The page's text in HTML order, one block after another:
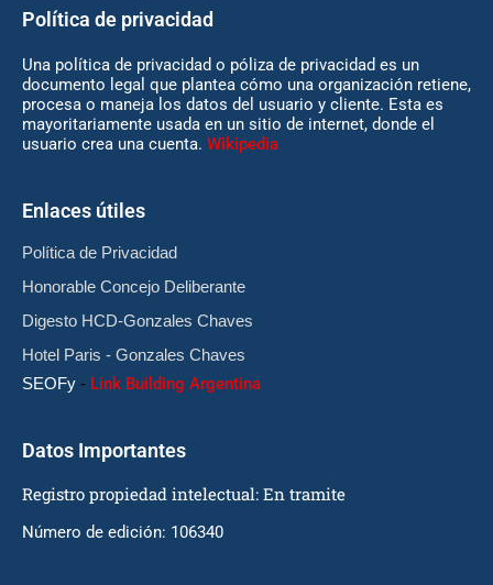
Política de privacidad
Una política de privacidad o póliza de privacidad es un
documento legal que plantea cómo una organización retiene,
procesa o maneja los datos del usuario y cliente. Esta es
mayoritariamente usada en un sitio de internet, donde el
usuario crea una cuenta. Wikipedia
Enlaces útiles
Política de Privacidad
Honorable Concejo Deliberante
Digesto HCD-Gonzales Chaves
Hotel Paris - Gonzales Chaves
SEOFy - Link Building Argentina
Datos Importantes
Registro propiedad intelectual: En tramite
Número de edición: 106340